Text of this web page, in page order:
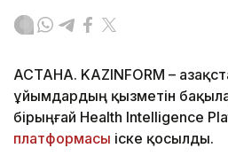
АСТАНА. KAZINFORM –
ұйымдардың қызметін
бірыңғай Health Intelligence
платформасы іске қосылды.